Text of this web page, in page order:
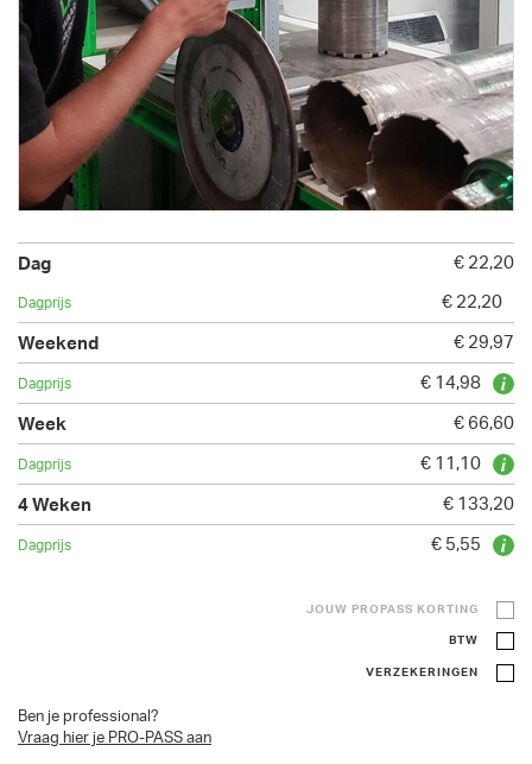
€ 22,20
€ 22,20
€ 29,97
€ 14,98
€ 66,60
€ 11,10
€ 133,20
€ 5,55
JOUW PROPASS KORTING
BTW
VERZEKERINGEN
Ben je professional?
Vraag hier je PRO-PASS aan